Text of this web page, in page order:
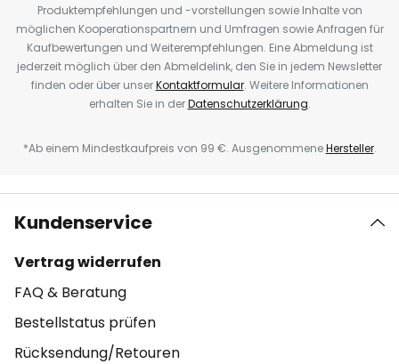
Produktempfehlungen und -vorstellungen sowie Inhalte von
möglichen Kooperationspartnern und Umfragen sowie Anfragen für
Kaufbewertungen und Weiterempfehlungen. Eine Abmeldung ist
jederzeit möglich über den Abmeldelink, den Sie in jedem Newsletter
finden oder über unserKontaktformular. Weitere Informationen
erhalten Sie in derDatenschutzerklärung.
*Ab einem Mindestkaufpreis von 99 €. AusgenommeneHersteller.
Kundenservice
Vertrag widerrufen
FAQ & Beratung
Bestellstatus prüfen
Rücksendung/Retouren